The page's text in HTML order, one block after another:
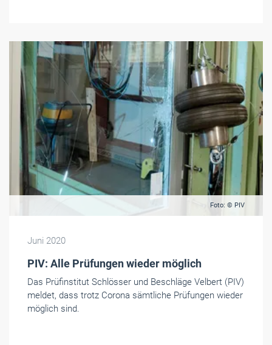
Foto: © PIV
Juni 2020
PIV: Alle Prüfungen wieder möglich
Das Prüfinstitut Schlösser und Beschläge Velbert (PIV)
meldet, dass trotz Corona sämtliche Prüfungen wieder
möglich sind.